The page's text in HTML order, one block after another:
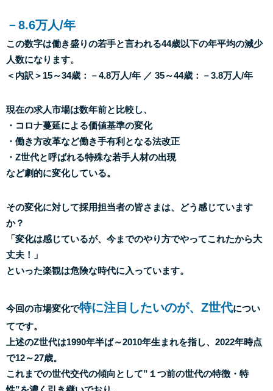
－8.6万人/年
この数字は働き盛りの若手と言われる44歳以下の年平均の減少
人数になります。
＜内訳＞15～34歳：－4.8万人/年 ／ 35～44歳：－3.8万人/年
現在の求人市場は数年前と比較し、
・コロナ蔓延による価値基準の変化
・働き方改革など働き手有利となる法改正
・Z世代と呼ばれる特殊な若手人材の出現
など劇的に変化している。
その変化に対して採用担当者の皆さまは、どう感じています
か？
「変化は感じているが、今までのやり方でやってこれたから大
丈夫！」
といった楽観は危険な時代に入っています。
今回の市場変化で特に注目したいのが、Z世代につい
てです。
上述のZ世代は1990年半ば～2010年生まれを指し、2022年時点
で12～27歳。
これまでの世代交代の傾向として”１つ前の世代の特徴・特